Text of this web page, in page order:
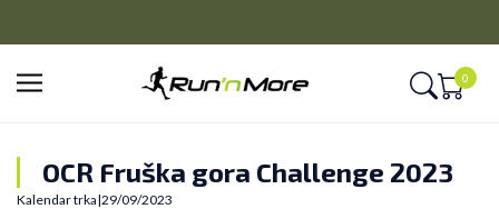
0
OCR Fruška gora Challenge 2023
Kalendar trka|29/09/2023